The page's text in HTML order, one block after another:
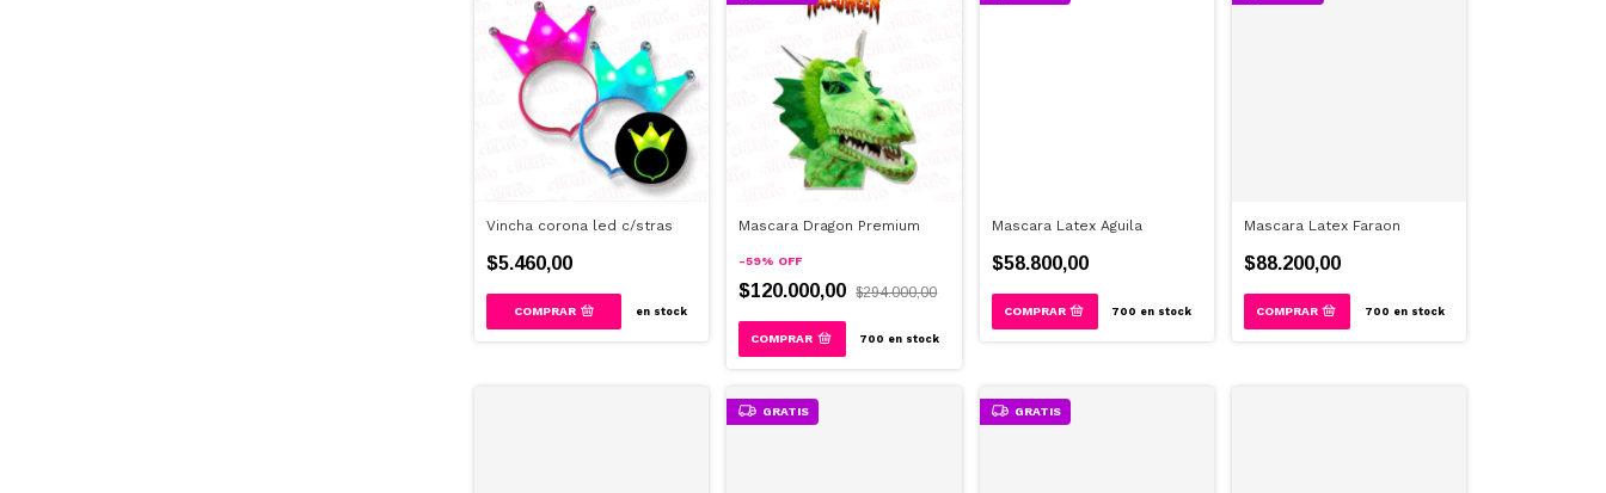
Vincha corona led c/stras
$5.460,00
COMPRAR en stock
Mascara Dragon Premium
-59% OFF
$120.000,00 $294.000,00
700 en stock
Mascara Latex Aguila
$58.800,00
700 en stock
Mascara Latex Faraon
$88.200,00
700 en stock
GRATIS GRATIS